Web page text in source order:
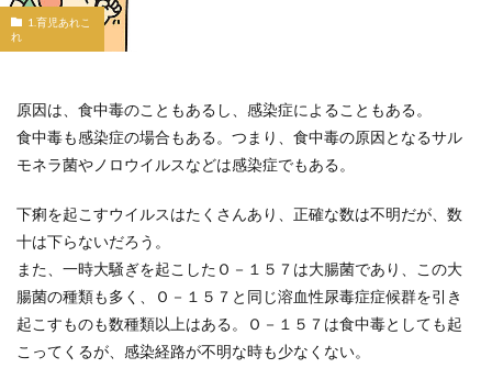
1.育児あれこ
れ
原因は、食中毒のこともあるし、感染症によることもある。
食中毒も感染症の場合もある。つまり、食中毒の原因となるサル
モネラ菌やノロウイルスなどは感染症でもある。
下痢を起こすウイルスはたくさんあり、正確な数は不明だが、数
十は下らないだろう。
また、一時大騒ぎを起こしたＯ－１５７は大腸菌であり、この大
腸菌の種類も多く、Ｏ－１５７と同じ溶血性尿毒症症候群を引き
起こすものも数種類以上はある。Ｏ－１５７は食中毒としても起
こってくるが、感染経路が不明な時も少なくない。